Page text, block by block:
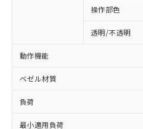
操作部色
透明/不透明
動作機能
ベゼル材質
負荷
最小適用負荷